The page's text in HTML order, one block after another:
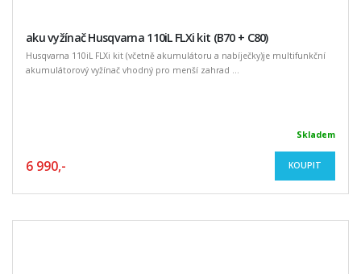
aku vyžínač Husqvarna 110iL FLXi kit (B70 + C80)
Husqvarna 110iL FLXi kit (včetně akumulátoru a nabíječky)je multifunkční
akumulátorový vyžínač vhodný pro menší zahrad ...
Skladem
6 990,- KOUPIT